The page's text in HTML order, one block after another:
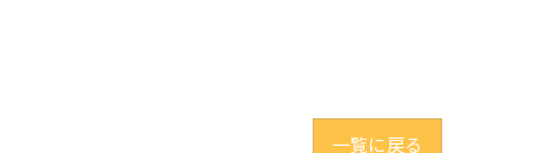
一覧に戻る